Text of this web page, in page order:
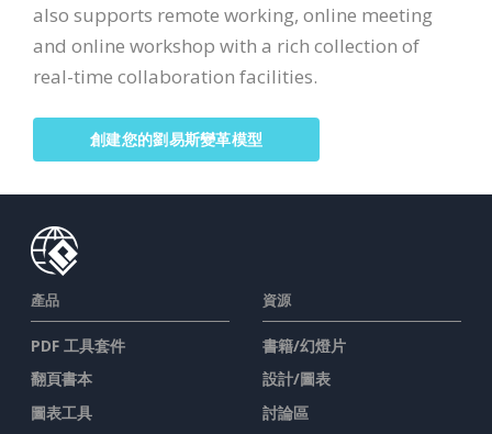
also supports remote working, online meeting
and online workshop with a rich collection of
real-time collaboration facilities.
創建您的劉易斯變革模型
產品
PDF 工具套件
翻頁書本
圖表工具
資源
書籍/幻燈片
設計/圖表
討論區